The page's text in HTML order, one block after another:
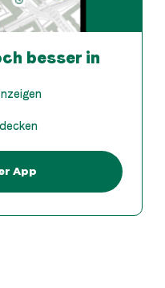
besser in
App